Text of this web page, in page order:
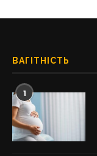
ВАГІТНІСТЬ
1